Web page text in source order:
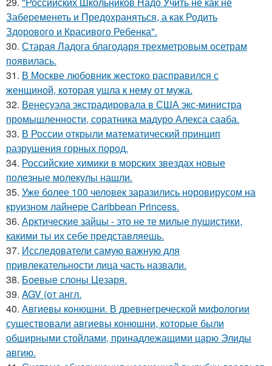
Забеременеть и Предохраняться, а как Родить
Здорового и Красивого Ребенка".
30. Старая Ладога благодаря трехметровым осетрам
появилась.
31. В Москве любовник жестокo расправился с
женщиной, которая ушла к нему от мужа.
32. Венесуэла экстрадировала в США экс-министра
промышленности, соратника мадуро Алекса сааба.
33. В России открыли математический принцип
разрушения горных пород.
34. Российские химики в морских звездах новые
полезные молекулы нашли.
35. Уже более 100 человек заразились норовирусом на
круизном лайнере Caribbean Princess.
36. Арктические зайцы - это не те милые пушистики,
какими ты их себе представляешь.
37. Исследователи самую важную для
привлекательности лица часть назвали.
38. Боевые слоны Цезаря.
39. AGV (от англ.
40. Авгиевы конюшни. В древнегреческой мифологии
существовали авгиевы конюшни, которые были
обширными стойлами, принадлежащими царю Элиды
авгию.